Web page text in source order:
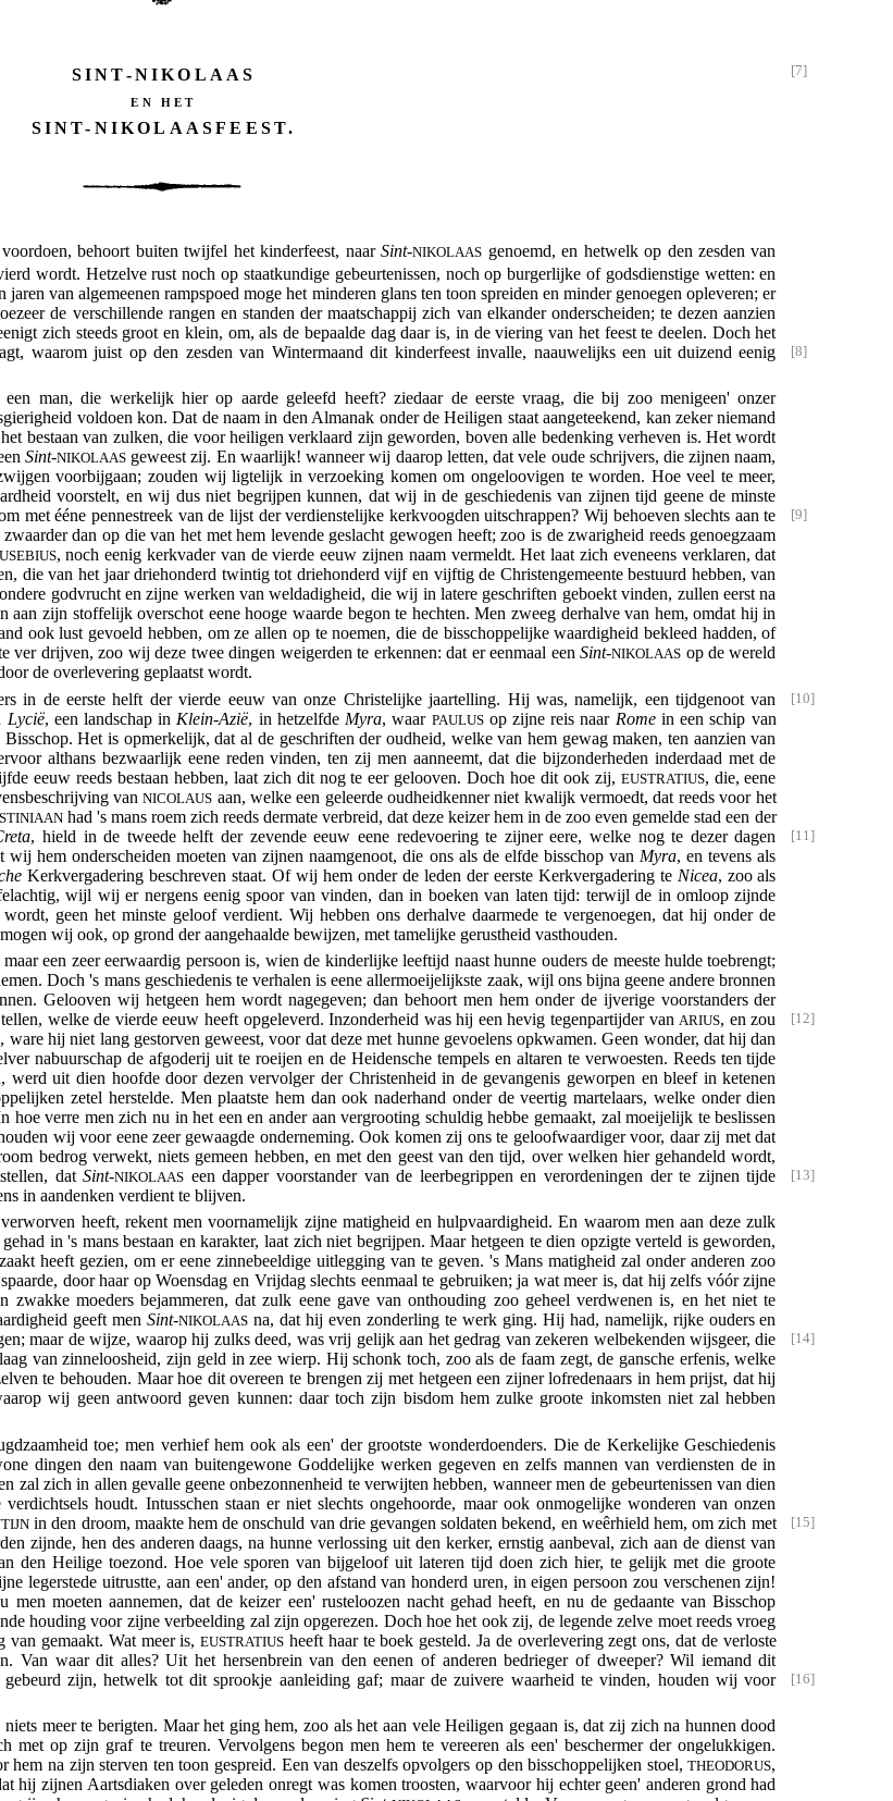
SINT-NIKOLAAS
EN HET
SINT-NIKOLAASFEEST.
behoort buiten twijfel het kinderfeest, naarSint-NIKOLAAS genoemd, en hetwelk op den zesden van
wordt. Hetzelve rust noch op staatkundige gebeurtenissen, noch op burgerlijke of godsdienstige wetten: en
van algemeenen rampspoed moge het minderen glans ten toon spreiden en minder genoegen opleveren; er
de verschillende rangen en standen der maatschappij zich van elkander onderscheiden; te dezen aanzien
zich steeds groot en klein, om, als de bepaalde dag daar is, in de viering van het feest te deelen. Doch het
waarom juist op den zesden van Wintermaand dit kinderfeest invalle, naauwelijks een uit duizend eenig
man, die werkelijk hier op aarde geleefd heeft? ziedaar de eerste vraag, die bij zoo menigeen' onzer
voldoen kon. Dat de naam in den Almanak onder de Heiligen staat aangeteekend, kan zeker niemand
bestaan van zulken, die voor heiligen verklaard zijn geworden, boven alle bedenking verheven is. Het wordt
Sint-NIKOLAASgeweest zij. En waarlijk! wanneer wij daarop letten, dat vele oude schrijvers, die zijnen naam,
voorbijgaan; zouden wij ligtelijk in verzoeking komen om ongeloovigen te worden. Hoe veel te meer,
voorstelt, en wij dus niet begrijpen kunnen, dat wij in de geschiedenis van zijnen tijd geene de minste
met ééne pennestreek van de lijst der verdienstelijke kerkvoogden uitschrappen? Wij behoeven slechts aan te
dan op die van het met hem levende geslacht gewogen heeft; zoo is de zwarigheid reeds genoegzaam
, noch eenig kerkvader van de vierde eeuw zijnen naam vermeldt. Het laat zich eveneens verklaren, dat
die van het jaar driehonderd twintig tot driehonderd vijf en vijftig de Christengemeente bestuurd hebben, van
godvrucht en zijne werken van weldadigheid, die wij in latere geschriften geboekt vinden, zullen eerst na
aan zijn stoffelijk overschot eene hooge waarde begon te hechten. Men zweeg derhalve van hem, omdat hij in
ook lust gevoeld hebben, om ze allen op te noemen, die de bisschoppelijke waardigheid bekleed hadden, of
drijven, zoo wij deze twee dingen weigerden te erkennen: dat er eenmaal eenSint-NIKOLAAS op de wereld
de overlevering geplaatst wordt.
in de eerste helft der vierde eeuw van onze Christelijke jaartelling. Hij was, namelijk, een tijdgenoot van
Lycië, een landschap in Klein-Azië, in hetzelfde Myra, waar PAULUSop zijne reis naar Romein een schip van
Het is opmerkelijk, dat al de geschriften der oudheid, welke van hem gewag maken, ten aanzien van
althans bezwaarlijk eene reden vinden, ten zij men aanneemt, dat die bijzonderheden inderdaad met de
eeuw reeds bestaan hebben, laat zich dit nog te eer gelooven. Doch hoe dit ook zij, EUSTRATIUS, die, eene
vanNICOLAUS aan, welke een geleerde oudheidkenner niet kwalijk vermoedt, dat reeds voor het
had 's mans roem zich reeds dermate verbreid, dat deze keizer hem in de zoo even gemelde stad een der
, hield in de tweede helft der zevende eeuw eene redevoering te zijner eere, welke nog te dezer dagen
hem onderscheiden moeten van zijnen naamgenoot, die ons als de elfde bisschop van Myra, en tevens als
Kerkvergadering beschreven staat. Of wij hem onder de leden der eerste Kerkvergadering te Nicea, zoo als
wijl wij er nergens eenig spoor van vinden, dan in boeken van laten tijd: terwijl de in omloop zijnde
geen het minste geloof verdient. Wij hebben ons derhalve daarmede te vergenoegen, dat hij onder de
wij ook, op grond der aangehaalde bewijzen, met tamelijke gerustheid vasthouden.
een zeer eerwaardig persoon is, wien de kinderlijke leeftijd naast hunne ouders de meeste hulde toebrengt;
Doch 's mans geschiedenis te verhalen is eene allermoeijelijkste zaak, wijl ons bijna geene andere bronnen
Gelooven wij hetgeen hem wordt nagegeven; dan behoort men hem onder de ijverige voorstanders der
welke de vierde eeuw heeft opgeleverd. Inzonderheid was hij een hevig tegenpartijder van ARIUS, en zou
ware hij niet lang gestorven geweest, voor dat deze met hunne gevoelens opkwamen. Geen wonder, dat hij dan
nabuurschap de afgoderij uit te roeijen en de Heidensche tempels en altaren te verwoesten. Reeds ten tijde
werd uit dien hoofde door dezen vervolger der Christenheid in de gevangenis geworpen en bleef in ketenen
zetel herstelde. Men plaatste hem dan ook naderhand onder de veertig martelaars, welke onder dien
hoe verre men zich nu in het een en ander aan vergrooting schuldig hebbe gemaakt, zal moeijelijk te beslissen
wij voor eene zeer gewaagde onderneming. Ook komen zij ons te geloofwaardiger voor, daar zij met dat
bedrog verwekt, niets gemeen hebben, en met den geest van den tijd, over welken hier gehandeld wordt,
datSint-NIKOLAAS een dapper voorstander van de leerbegrippen en verordeningen der te zijnen tijde
in aandenken verdient te blijven.
heeft, rekent men voornamelijk zijne matigheid en hulpvaardigheid. En waarom men aan deze zulk
in 's mans bestaan en karakter, laat zich niet begrijpen. Maar hetgeen te dien opzigte verteld is geworden,
heeft gezien, om er eene zinnebeeldige uitlegging van te geven. 's Mans matigheid zal onder anderen zoo
door haar op Woensdag en Vrijdag slechts eenmaal te gebruiken; ja wat meer is, dat hij zelfs vóór zijne
moeders bejammeren, dat zulk eene gave van onthouding zoo geheel verdwenen is, en het niet te
geeft men Sint-NIKOLAASna, dat hij even zonderling te werk ging. Hij had, namelijk, rijke ouders en
maar de wijze, waarop hij zulks deed, was vrij gelijk aan het gedrag vanzekeren welbekenden wijsgeer, die
van zinneloosheid, zijn geld in zee wierp. Hij schonk toch, zoo als de faam zegt, de gansche erfenis, welke
te behouden. Maar hoe dit overeen te brengen zij met hetgeen een zijner lofredenaars in hem prijst, dat hij
wij geen antwoord geven kunnen: daar toch zijn bisdom hem zulke groote inkomsten niet zal hebben
toe; men verhief hem ook als een' der grootste wonderdoenders. Die de Kerkelijke Geschiedenis
dingen den naam van buitengewone Goddelijke werken gegeven en zelfs mannen van verdiensten de in
zich in allen gevalle geene onbezonnenheid te verwijten hebben, wanneer men de gebeurtenissen van dien
houdt. Intusschen staan er niet slechts ongehoorde, maar ook onmogelijke wonderen van onzen
in den droom, maakte hem de onschuld van drie gevangen soldaten bekend, en weêrhield hem, om zich met
zijnde, hen des anderen daags, na hunne verlossing uit den kerker, ernstig aanbeval, zich aan de dienst van
den Heilige toezond. Hoe vele sporen van bijgeloof uit lateren tijd doen zich hier, te gelijk met die groote
legerstede uitrustte, aan een' ander, op den afstand van honderd uren, in eigen persoon zou verschenen zijn!
moeten aannemen, dat de keizer een' rusteloozen nacht gehad heeft, en nu de gedaante van Bisschop
houding voor zijne verbeelding zal zijn opgerezen. Doch hoe het ook zij, de legende zelve moet reeds vroeg
van gemaakt. Wat meer is,EUSTRATIUS heeft haar te boek gesteld. Ja de overlevering zegt ons, dat de verloste
Van waar dit alles? Uit het hersenbrein van den eenen of anderen bedrieger of dweeper? Wil iemand dit
zijn, hetwelk tot dit sprookje aanleiding gaf; maar dezuivere waarheid te vinden, houden wij voor
meer te berigten. Maar het ging hem, zoo als het aan vele Heiligen gegaan is, dat zij zich na hunnen dood
met op zijn graf te treuren. Vervolgens begon men hem te vereeren als een' beschermer der ongelukkigen.
na zijn sterven ten toon gespreid. Een van deszelfs opvolgers op den bisschoppelijken stoel,THEODORUS,
hij zijnen Aartsdiaken over geleden onregt was komen troosten, waarvoor hij echter geen' anderen grond had